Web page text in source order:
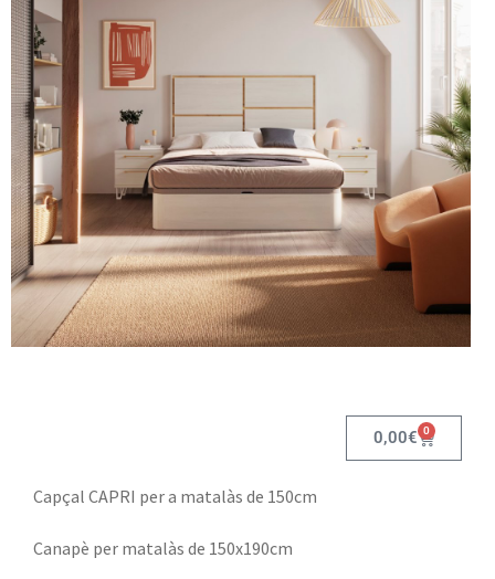
0,00€ 0
Capçal CAPRI per a matalàs de 150cm
Canapè per matalàs de 150x190cm